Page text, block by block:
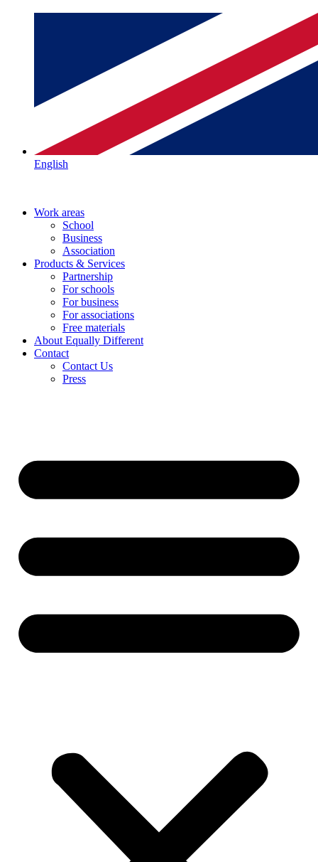
English
Work areas
School
Business
Association
Products & Services
Partnership
For schools
For business
For associations
Free materials
About Equally Different
Contact
Contact Us
Press